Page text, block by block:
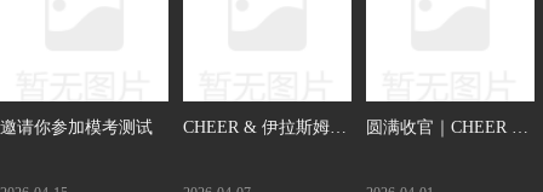
邀请你参加模考测试 CHEER & 伊拉斯姆斯 圆满收官｜CHEER &